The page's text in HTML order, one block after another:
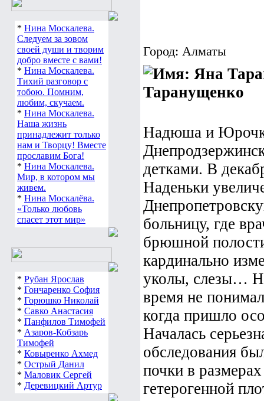
* Нина Москалева.
Следуем за зовом
своей души и творим
добро вместе с вами!
* Нина Москалева.
Тихий разговор с
тобою. Помним,
любим, скучаем.
* Нина Москалева.
Наша жизнь
принадлежит только
нам и Творцу! Вместе
прославим Бога!
* Нина Москалева.
Мир, в котором мы
живем.
* Нина Москалёва.
«Только любовь
спасет этот мир»
* Рубан Ярослав
* Гончаренко София
* Горюшко Николай
* Савко Анастасия
* Панфилов Тимофей
* Азаров-Кобзарь
Тимофей
* Ковыренко Ахмед
* Острый Данил
* Маловик Сергей
* Деревицкий Артур
Город: Алматы
Таранущенко
Надюша и
детками. В
Наденьки
больницу, где
брюшной
кардинально
уколы, слезы…
время не
когда пришло
Началась
обследования
почки в
гетерогенной